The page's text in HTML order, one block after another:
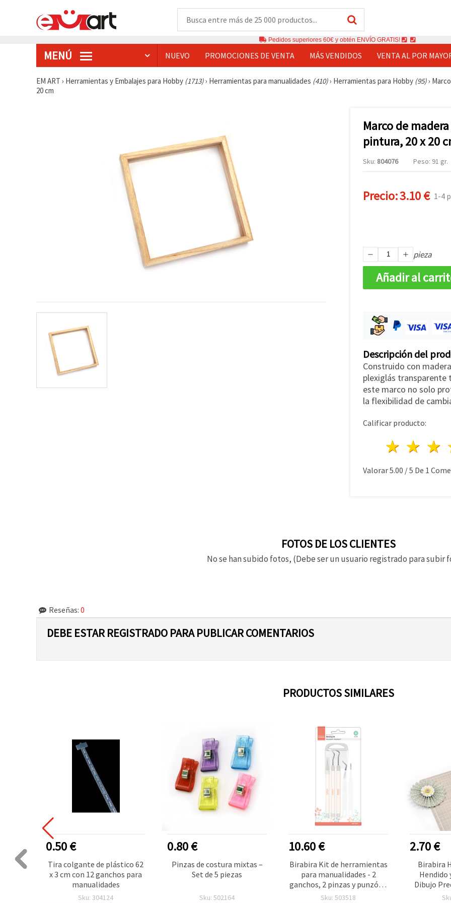
Pedidos superiores 60€ y obtén ENVÍO GRATIS!
MENÚ NUEVO PROMOCIONES DE VENTA MÁS VENDIDOS VENTA AL POR
EM ART › Herramientas y Embalajes para Hobby (1713)› Herramientas para manualidades (410)› Herramientas para Hobby (95)›
20 cm
Marco de
pintura, 20 x 20
Sku: 804076 Peso: 91 gr.
Precio:3.10 € 1-4
pieza
Añadir al
Descripción del
Construido con
plexiglás
este marco no solo
la flexibilidad de
Calificar producto:
2
1
Valorar5.00 /5 De 1
FOTOS DE LOS CLIENTES
No se han subido fotos, (Debe ser un usuario registrado para subir
Reseñas: 0
DEBE ESTAR REGISTRADO PARA PUBLICAR COMENTARIOS
PRODUCTOS SIMILARES
mm,
0.50 €
Tira colgante de plástico 62
x 3 cm con 12 ganchos para
manualidades
Sku: 304124
0.80 €
Pinzas de costura mixtas –
Set de 5 piezas
Sku: 502164
10.60 €
Birabira Kit de herramientas
para manualidades - 2
ganchos, 2 pinzas y punzón -
5 piezas
Sku: 503518
2.70 €
Birabira
Hendido
Dibujo